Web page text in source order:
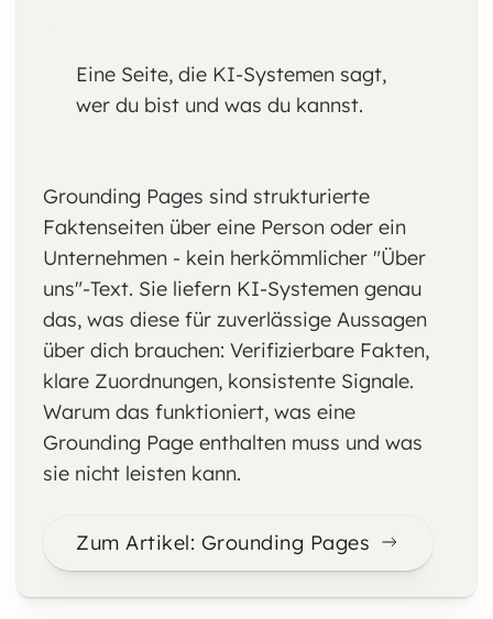
Eine Seite, die KI-Systemen sagt,
wer du bist und was du kannst.
Grounding Pages sind strukturierte
Faktenseiten über eine Person oder ein
Unternehmen - kein herkömmlicher "Über
uns"-Text. Sie liefern KI-Systemen genau
das, was diese für zuverlässige Aussagen
über dich brauchen: Verifizierbare Fakten,
klare Zuordnungen, konsistente Signale.
Warum das funktioniert, was eine
Grounding Page enthalten muss und was
sie nicht leisten kann.
Zum Artikel: Grounding Pages